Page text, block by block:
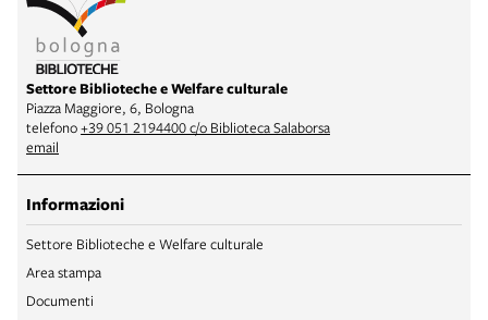
Settore Biblioteche e Welfare culturale
Piazza Maggiore, 6, Bologna
telefono+39 051 2194400 c/o Biblioteca Salaborsa
email
Informazioni
Settore Biblioteche e Welfare culturale
Area stampa
Documenti